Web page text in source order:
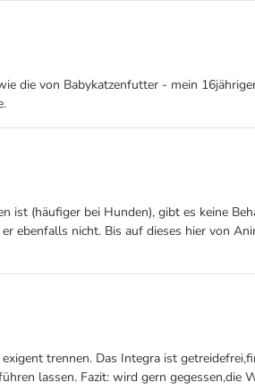
die von Babykatzenfutter - mein
ist (häufiger bei Hunden), gibt es keine
nicht. Bis auf dieses hier von
trennen. Das Integra ist
lassen. Fazit: wird gern gegessen,die